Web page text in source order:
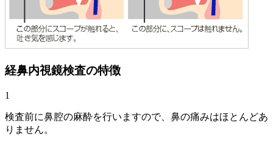
経鼻内視鏡検査の特徴
1
検査前に鼻腔の麻酔を行いますので、鼻の痛みはほとんどあ
りません。